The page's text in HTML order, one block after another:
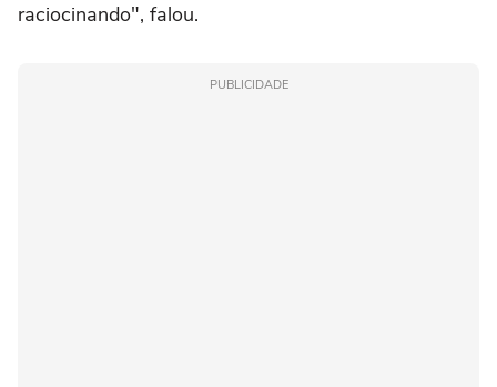
raciocinando", falou.
PUBLICIDADE